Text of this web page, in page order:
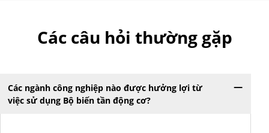
Các câu hỏi thường gặp
Các ngành công nghiệp nào được hưởng lợi từ
việc sử dụng Bộ biến tần động cơ?